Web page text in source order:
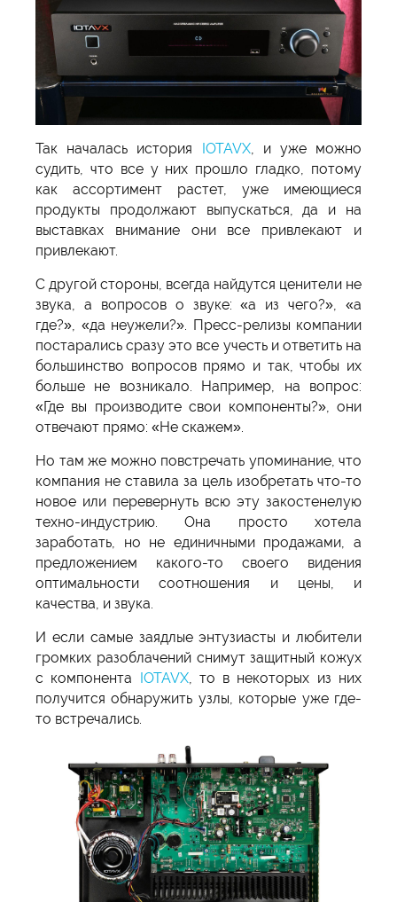
Так началась история IOTAVX, и уже можно
судить, что все у них прошло гладко, потому
как ассортимент растет, уже имеющиеся
продукты продолжают выпускаться, да и на
выставках внимание они все привлекают и
привлекают.
С другой стороны, всегда найдутся ценители не
звука, а вопросов о звуке: «а из чего?», «а
где?», «да неужели?». Пресс-релизы компании
постарались сразу это все учесть и ответить на
большинство вопросов прямо и так, чтобы их
больше не возникало. Например, на вопрос:
«Где вы производите свои компоненты?», они
отвечают прямо: «Не скажем».
Но там же можно повстречать упоминание, что
компания не ставила за цель изобретать что-то
новое или перевернуть всю эту закостенелую
техно-индустрию. Она просто хотела
заработать, но не единичными продажами, а
предложением какого-то своего видения
оптимальности соотношения и цены, и
качества, и звука.
И если самые заядлые энтузиасты и любители
громких разоблачений снимут защитный кожух
с компонента IOTAVX, то в некоторых из них
получится обнаружить узлы, которые уже где-
то встречались.